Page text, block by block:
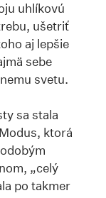
uhlíkovú
ušetriť
aj lepšie
sebe
svetu.
sa stala
ktorá
„celý
po takmer